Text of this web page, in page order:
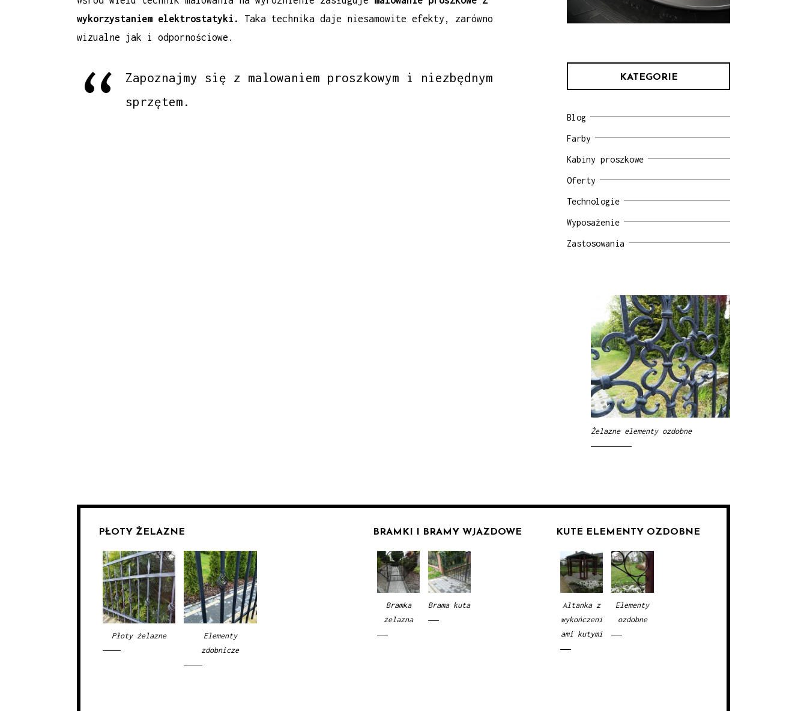
wykorzystaniem elektrostatyki.
Taka technika daje niesamowite efekty, zarówno
wizualne jak i odpornościowe.
Zapoznajmy się z malowaniem proszkowym i niezbędnym
sprzętem.
KATEGORIE
Blog
Farby
Kabiny proszkowe
Oferty
Technologie
Wyposażenie
Zastosowania
Żelazne elementy ozdobne
PŁOTY ŻELAZNE
Płoty żelazne
Elementy
zdobnicze
BRAMKI I BRAMY WJAZDOWE
Bramka
żelazna
Brama kuta
KUTE ELEMENTY OZDOBNE
Altanka z
wykończeni
ami kutymi
Elementy
ozdobne